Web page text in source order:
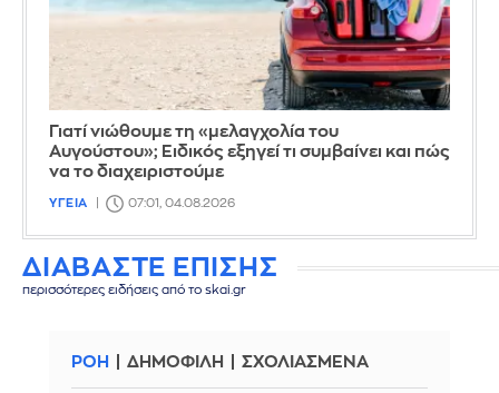
Γιατί νιώθουμε τη «μελαγχολία του
Αυγούστου»; Ειδικός εξηγεί τι συμβαίνει και πώς
να το διαχειριστούμε
ΥΓΕΙΑ 07:01, 04.08.2026
ΔΙΑΒΑΣΤΕ ΕΠΙΣΗΣ
περισσότερες ειδήσεις από το skai.gr
ΡΟΗ ΔΗΜΟΦΙΛΗ ΣΧΟΛΙΑΣΜΕΝΑ